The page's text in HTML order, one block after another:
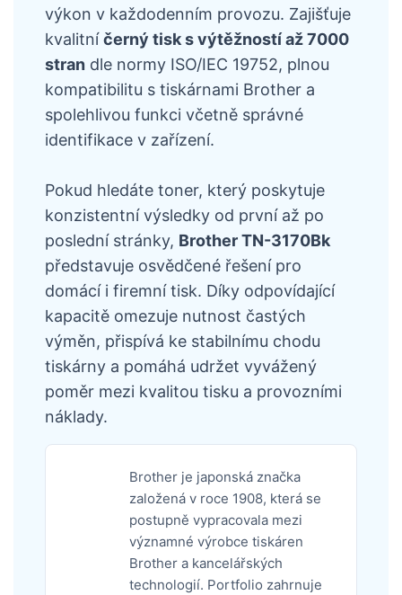
výkon v každodenním provozu. Zajišťuje
kvalitníčerný tisk s výtěžností až 7000
stran dle normy ISO/IEC 19752, plnou
kompatibilitu s tiskárnami Brother a
spolehlivou funkci včetně správné
identifikace v zařízení.
Pokud hledáte toner, který poskytuje
konzistentní výsledky od první až po
poslední stránky, Brother TN-3170Bk
představuje osvědčené řešení pro
domácí i firemní tisk. Díky odpovídající
kapacitě omezuje nutnost častých
výměn, přispívá ke stabilnímu chodu
tiskárny a pomáhá udržet vyvážený
poměr mezi kvalitou tisku a provozními
náklady.
Brother je japonská značka
založená v roce 1908, která se
postupně vypracovala mezi
významné výrobce tiskáren
Brother a kancelářských
technologií. Portfolio zahrnuje